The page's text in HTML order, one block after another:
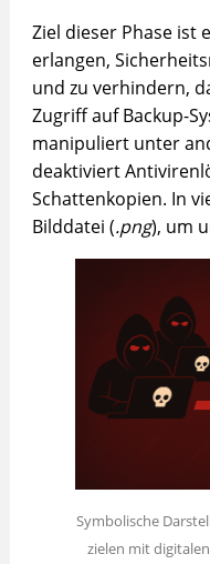
Ziel dieser Phase ist
erlangen,
und zu verhindern,
Zugriff auf Backup-
manipuliert unter
deaktiviert
Schattenkopien. In
Bilddatei (.png), um
Symbolische
zielen mit